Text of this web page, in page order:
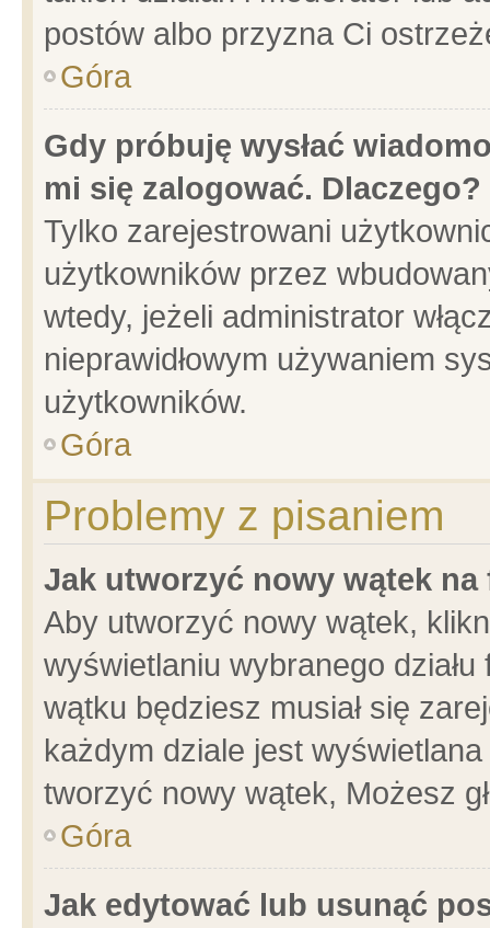
postów albo przyzna Ci
Góra
Gdy próbuję wysłać
mi się zalogować. Dlaczego?
Tylko zarejestrowani
użytkowników przez
wtedy, jeżeli administrator
nieprawidłowym używaniem
użytkowników.
Góra
Problemy z pisaniem
Jak utworzyć nowy wątek na
Aby utworzyć nowy wątek,
wyświetlaniu wybranego
wątku będziesz musiał się
każdym dziale jest
tworzyć nowy wątek, Możesz
Góra
Jak edytować lub usunąć